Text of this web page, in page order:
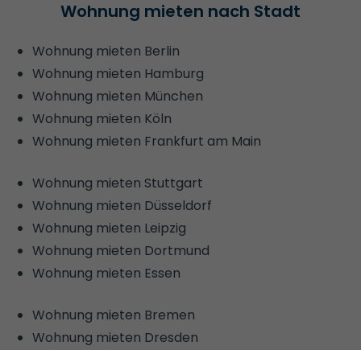
Wohnung mieten nach Stadt
Wohnung mieten Berlin
Wohnung mieten Hamburg
Wohnung mieten München
Wohnung mieten Köln
Wohnung mieten Frankfurt am Main
Wohnung mieten Stuttgart
Wohnung mieten Düsseldorf
Wohnung mieten Leipzig
Wohnung mieten Dortmund
Wohnung mieten Essen
Wohnung mieten Bremen
Wohnung mieten Dresden